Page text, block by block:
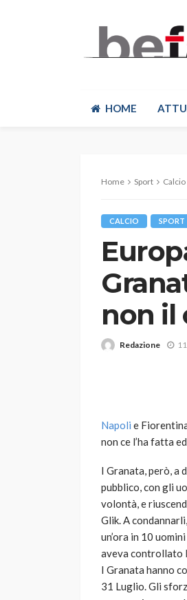
HOME
Home Sport Calcio
CALCIO SPORT
non il
Redazione
Napoli e
non ce l’ha fatta
I Granata, però, a
pubblico, con gli
volontà, e
Glik. A
un’ora in 10
aveva controllato
I Granata hanno
31 Luglio. Gli